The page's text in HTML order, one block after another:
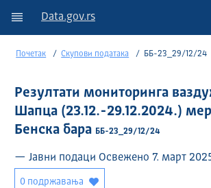
Data.gov.rs
Почетак Скупови података ББ-23_29/12/24
Резултати мониторинга
Шапца (23.12.-29.12.2024.)
Бенска бара ББ-23_29/12/24
— Јавни подаци Освежено 7. март
0 подржавања